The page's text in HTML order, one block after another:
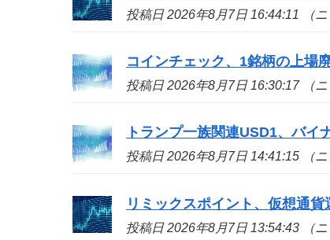
投稿日 2026年8月7日 16:44:11 （ニ
コインチェック、1銘柄の上場
投稿日 2026年8月7日 16:30:17 （ニ
トランプ一族関連USD1、バイ
投稿日 2026年8月7日 14:41:15 （ニ
リミックスポイント、仮想通
投稿日 2026年8月7日 13:54:43 （ニ